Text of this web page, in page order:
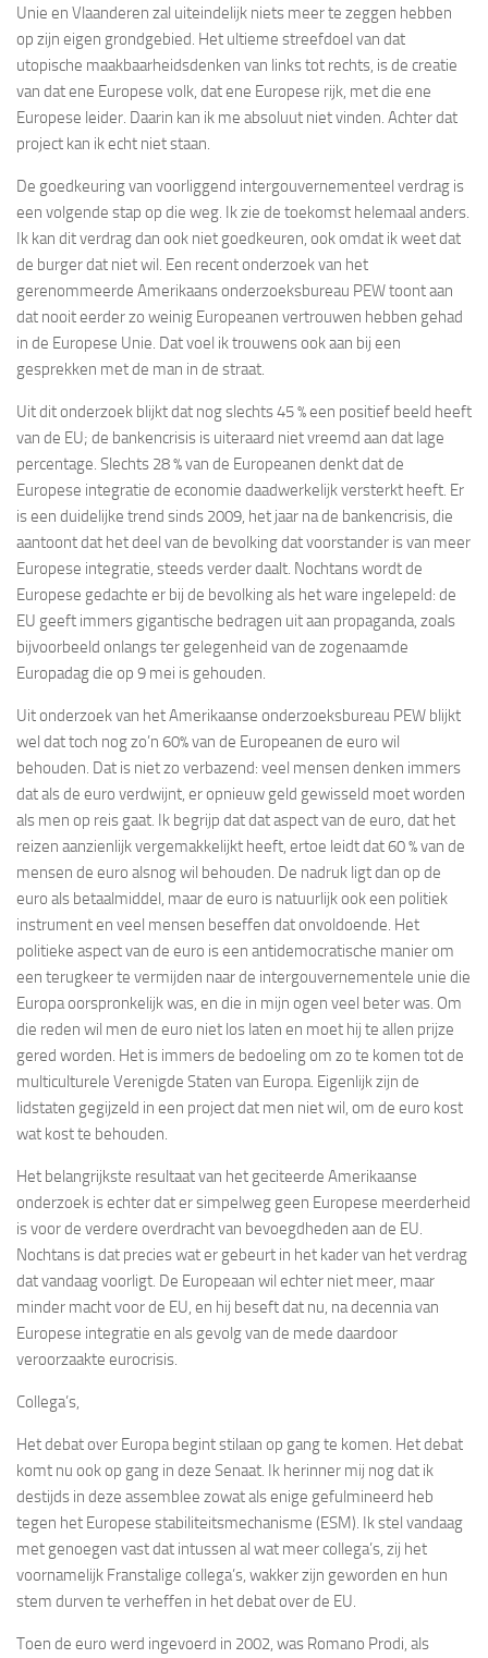
Unie en Vlaanderen zal uiteindelijk niets meer te zeggen hebben
op zijn eigen grondgebied. Het ultieme streefdoel van dat
utopische maakbaarheidsdenken van links tot rechts, is de creatie
van dat ene Europese volk, dat ene Europese rijk, met die ene
Europese leider. Daarin kan ik me absoluut niet vinden. Achter dat
project kan ik echt niet staan.
De goedkeuring van voorliggend intergouvernementeel verdrag is
een volgende stap op die weg. Ik zie de toekomst helemaal anders.
Ik kan dit verdrag dan ook niet goedkeuren, ook omdat ik weet dat
de burger dat niet wil. Een recent onderzoek van het
gerenommeerde Amerikaans onderzoeksbureau PEW toont aan
dat nooit eerder zo weinig Europeanen vertrouwen hebben gehad
in de Europese Unie. Dat voel ik trouwens ook aan bij een
gesprekken met de man in de straat.
Uit dit onderzoek blijkt dat nog slechts 45 % een positief beeld heeft
van de EU; de bankencrisis is uiteraard niet vreemd aan dat lage
percentage. Slechts 28 % van de Europeanen denkt dat de
Europese integratie de economie daadwerkelijk versterkt heeft. Er
is een duidelijke trend sinds 2009, het jaar na de bankencrisis, die
aantoont dat het deel van de bevolking dat voorstander is van meer
Europese integratie, steeds verder daalt. Nochtans wordt de
Europese gedachte er bij de bevolking als het ware ingelepeld: de
EU geeft immers gigantische bedragen uit aan propaganda, zoals
bijvoorbeeld onlangs ter gelegenheid van de zogenaamde
Europadag die op 9 mei is gehouden.
Uit onderzoek van het Amerikaanse onderzoeksbureau PEW blijkt
wel dat toch nog zo’n 60% van de Europeanen de euro wil
behouden. Dat is niet zo verbazend: veel mensen denken immers
dat als de euro verdwijnt, er opnieuw geld gewisseld moet worden
als men op reis gaat. Ik begrijp dat dat aspect van de euro, dat het
reizen aanzienlijk vergemakkelijkt heeft, ertoe leidt dat 60 % van de
mensen de euro alsnog wil behouden. De nadruk ligt dan op de
euro als betaalmiddel, maar de euro is natuurlijk ook een politiek
instrument en veel mensen beseffen dat onvoldoende. Het
politieke aspect van de euro is een antidemocratische manier om
een terugkeer te vermijden naar de intergouvernementele unie die
Europa oorspronkelijk was, en die in mijn ogen veel beter was. Om
die reden wil men de euro niet los laten en moet hij te allen prijze
gered worden. Het is immers de bedoeling om zo te komen tot de
multiculturele Verenigde Staten van Europa. Eigenlijk zijn de
lidstaten gegijzeld in een project dat men niet wil, om de euro kost
wat kost te behouden.
Het belangrijkste resultaat van het geciteerde Amerikaanse
onderzoek is echter dat er simpelweg geen Europese meerderheid
is voor de verdere overdracht van bevoegdheden aan de EU.
Nochtans is dat precies wat er gebeurt in het kader van het verdrag
dat vandaag voorligt. De Europeaan wil echter niet meer, maar
minder macht voor de EU, en hij beseft dat nu, na decennia van
Europese integratie en als gevolg van de mede daardoor
veroorzaakte eurocrisis.
Collega’s,
Het debat over Europa begint stilaan op gang te komen. Het debat
komt nu ook op gang in deze Senaat. Ik herinner mij nog dat ik
destijds in deze assemblee zowat als enige gefulmineerd heb
tegen het Europese stabiliteitsmechanisme (ESM). Ik stel vandaag
met genoegen vast dat intussen al wat meer collega’s, zij het
voornamelijk Franstalige collega’s, wakker zijn geworden en hun
stem durven te verheffen in het debat over de EU.
Toen de euro werd ingevoerd in 2002, was Romano Prodi, als